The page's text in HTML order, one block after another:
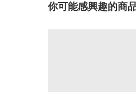
你可能感興趣的商